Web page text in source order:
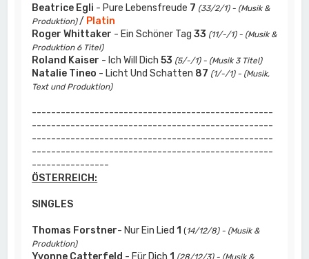
Beatrice Egli - Pure Lebensfreude 7 (33/2/1) - (Musik &
Produktion)/ Platin
Roger Whittaker - Ein Schöner Tag33 (11/-/1) - (Musik &
Produktion 6 Titel)
Roland Kaiser - Ich Will Dich53 (5/-/1) - (Musik 3 Titel)
Natalie Tineo - Licht Und Schatten 87 (1/-/1) - (Musik,
Text und Produktion)
--------------------------------------------------
--------------------------------------------------
--------------------------------------------------
--------------------------------------------------
----------------
ÖSTERREICH:
SINGLES
Thomas Forstner- Nur Ein Lied 1 (14/12/8) - (Musik &
Produktion)